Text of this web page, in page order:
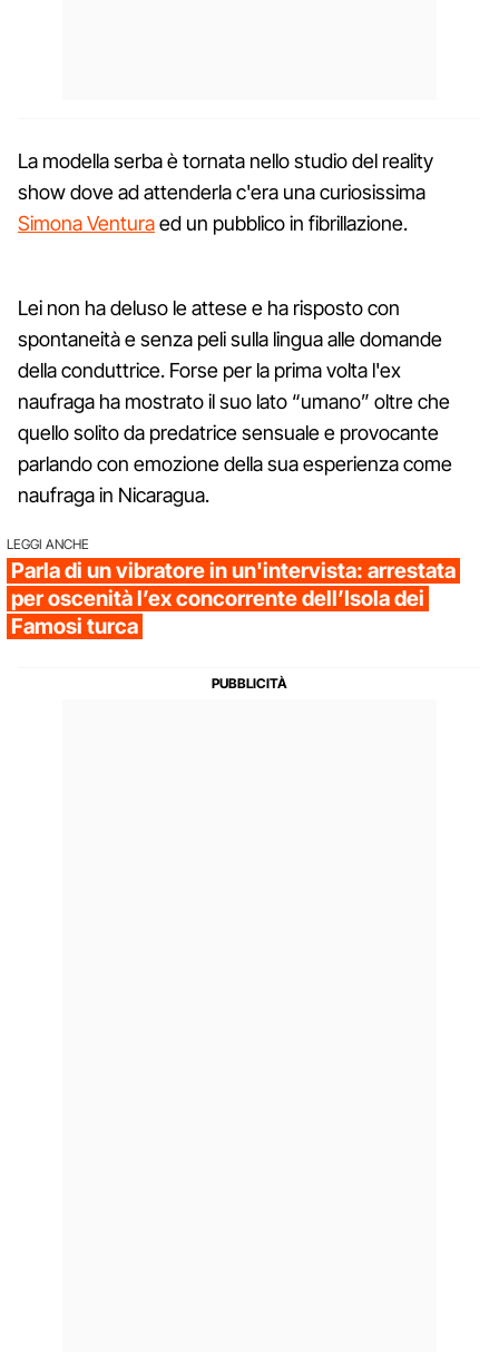
La modella serba è tornata nello studio del reality
show dove ad attenderla c'era una curiosissima
Simona Venturaed un pubblico in fibrillazione.
Lei non ha deluso le attese e ha risposto con
spontaneità e senza peli sulla lingua alle domande
della conduttrice. Forse per la prima volta l'ex
naufraga ha mostrato il suo lato “umano” oltre che
quello solito da predatrice sensuale e provocante
parlando con emozione della sua esperienza come
naufraga in Nicaragua.
LEGGI ANCHE
Parla di un vibratore in un'intervista: arrestata
per oscenità l’ex concorrente dell’Isola dei
Famosi turca